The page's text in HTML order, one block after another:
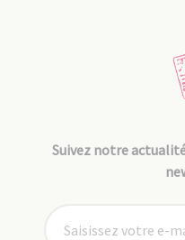
Suivez notre